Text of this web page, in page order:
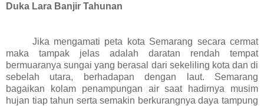
Duka Lara Banjir Tahunan
Jika mengamati peta kota Semarang secara cermat
maka tampak jelas adalah daratan rendah tempat
bermuaranya sungai yang berasal dari sekeliling kota dan di
sebelah utara, berhadapan dengan laut. Semarang
bagaikan kolam penampungan air saat hadirnya musim
hujan tiap tahun serta semakin berkurangnya daya tampung